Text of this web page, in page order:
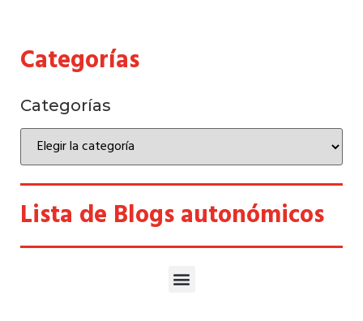
Categorías
Categorías
Lista de Blogs autonómicos